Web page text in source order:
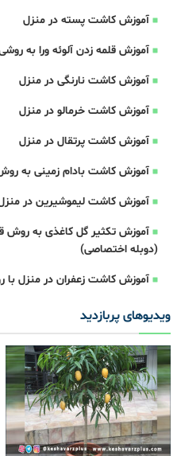
آموزش کاشت پسته در منزل
آموزش قلمه زدن آلوئه ورا به
آموزش کاشت نارنگی در منزل
آموزش کاشت خرمالو در منزل
آموزش کاشت پرتقال در منزل
آموزش کاشت بادام زمینی به
آموزش کاشت لیموشیرین در
آموزش تکثیر گل کاغذی به روش
(دوبله اختصاصی)
آموزش کاشت زعفران در منزل
ویدیوهای پربازدید